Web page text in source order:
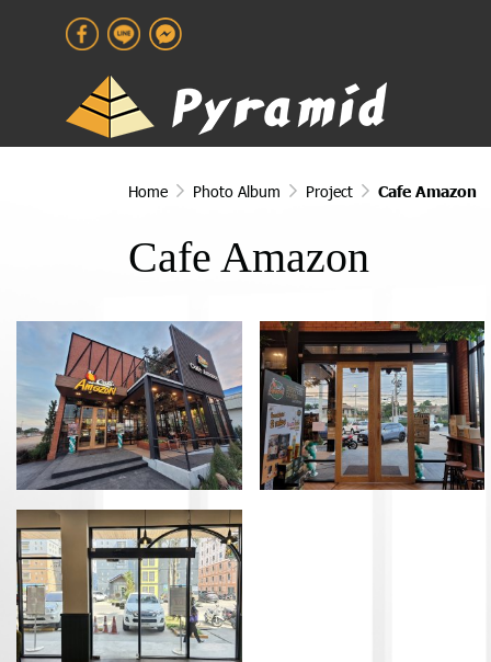
Home Photo Album Project Cafe Amazon
Cafe Amazon